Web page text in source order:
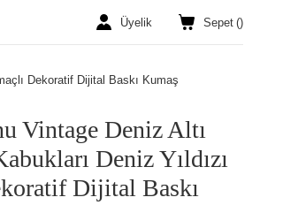
Üyelik Sepet ()
Dekoratif Dijital Baskı Kumaş
Vintage Deniz Altı
Deniz Yıldızı
Dijital Baskı